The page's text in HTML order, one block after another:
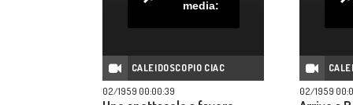
media:
CALEIDOSCOPIO CIAC
02/1959 00:00:39
02/1959